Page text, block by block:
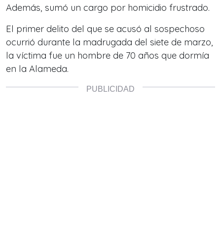
Además, sumó un cargo por homicidio frustrado.
El primer delito del que se acusó al sospechoso
ocurrió durante la madrugada del siete de marzo,
la víctima fue un hombre de 70 años que dormía
en la Alameda.